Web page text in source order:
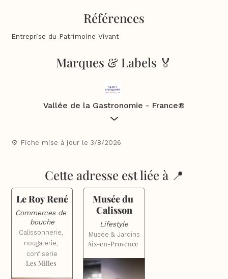
Références
Entreprise du Patrimoine Vivant
Marques & Labels 🏅
Vallée de la Gastronomie - France®
De Dijon à Marseille 3 régions s’unissent pour lancer une
découverte des vins et des produits du terroir : la
⚙️ Fiche mise à jour le 3/8/2026
Cette adresse est liée à 📍
Le Roy René
Commerces de
bouche
Calissonnerie,
nougaterie,
confiserie
Les Milles
Musée du
Calisson
Lifestyle
Musée & Jardins
Aix-en-Provence